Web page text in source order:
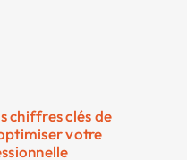
chiffres clés de
votre